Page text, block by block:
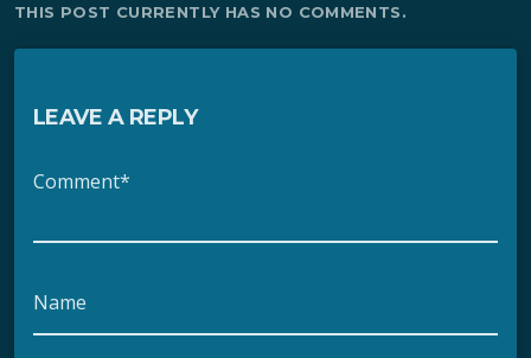
THIS POST CURRENTLY HAS NO COMMENTS.
LEAVE A REPLY
Comment*
Name